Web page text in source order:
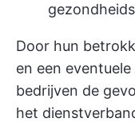
Door hun
en een
bedrijven de
het